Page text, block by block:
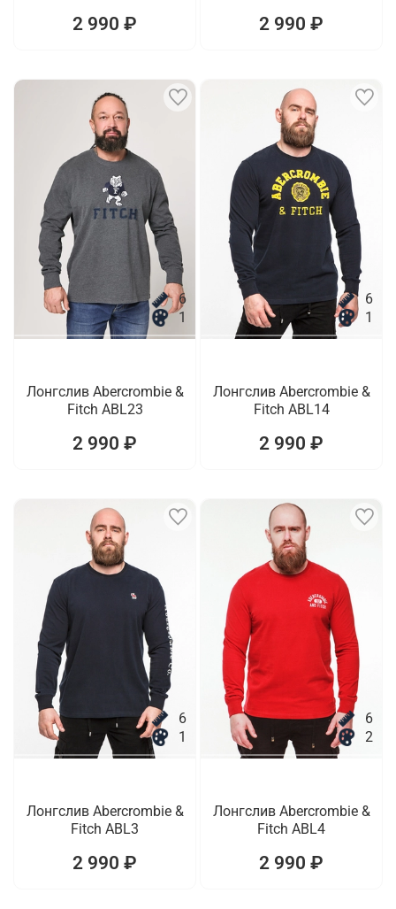
2 990 ₽ 2 990 ₽
6
1
Лонгслив Abercrombie &
Fitch ABL23
2 990 ₽
6
1
Лонгслив Abercrombie &
Fitch ABL14
2 990 ₽
6
1
Лонгслив Abercrombie &
Fitch ABL3
2 990 ₽
6
2
Лонгслив Abercrombie &
Fitch ABL4
2 990 ₽